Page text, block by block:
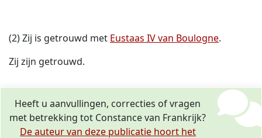
(2) Zij is getrouwd met Eustaas IV van Boulogne.
Zij zijn getrouwd.
Heeft u aanvullingen, correcties of vragen
met betrekking tot Constance van Frankrijk?
De auteur van deze publicatie hoort het